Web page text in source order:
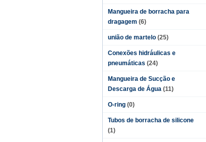
Mangueira de borracha para
dragagem (6)
união de martelo (25)
Conexões hidráulicas e
pneumáticas (24)
Mangueira de Sucção e
Descarga de Água (11)
O-ring (0)
Tubos de borracha de silicone
(1)